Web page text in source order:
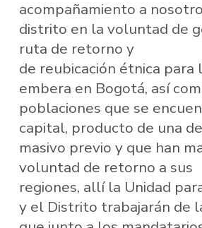
acompañamiento a
distrito en la voluntad de
ruta de retorno y
de reubicación étnica para
embera en Bogotá, así
poblaciones que se
capital, producto de una
masivo previo y que han
voluntad de retorno a sus
regiones, allí la Unidad
y el Distrito trabajarán de